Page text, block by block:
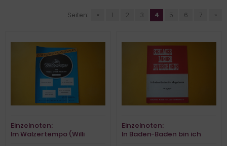
Seiten: « 1 2 3 4 5 6 7 »
Einzelnoten:
Im Walzertempo (Willi
Einzelnoten:
In Baden-Baden bin ich